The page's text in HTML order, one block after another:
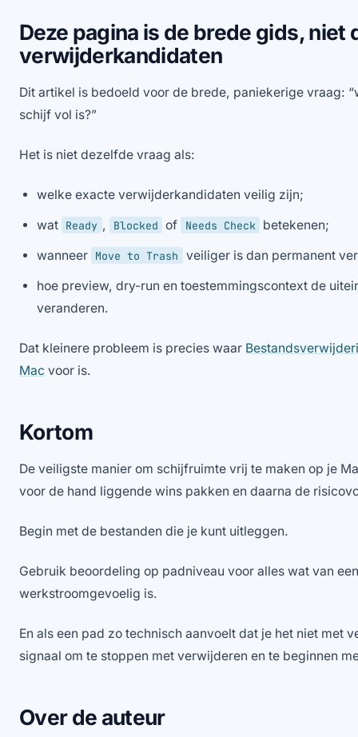
Deze pagina is de brede gids,
verwijderkandidaten
Dit artikel is bedoeld voor de brede, paniekerige vraag:
schijf vol is?”
Het is niet dezelfde vraag als:
welke exacte verwijderkandidaten veilig zijn;
wat Ready , Blocked of Needs Check
betekenen;
wanneer Move to Trash
veiliger is dan permanent
hoe preview, dry-run en toestemmingscontext de
veranderen.
Dat kleinere probleem is precies waar
Mac voor is.
Kortom
De veiligste manier om schijfruimte vrij te maken op je
voor de hand liggende wins pakken en daarna de
Begin met de bestanden die je kunt uitleggen.
Gebruik beoordeling op padniveau voor alles wat van
werkstroomgevoelig is.
En als een pad zo technisch aanvoelt dat je het niet met
signaal om te stoppen met verwijderen en te beginnen
Over de auteur